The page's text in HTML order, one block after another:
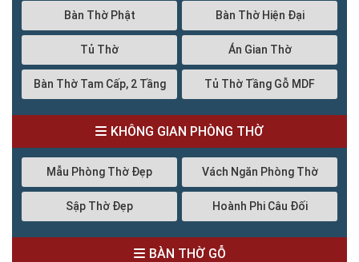
Bàn Thờ Phật Bàn Thờ Hiện Đại
Tủ Thờ Án Gian Thờ
Bàn Thờ Tam Cấp, 2 Tầng Tủ Thờ Tầng Gỗ MDF
KHÔNG GIAN PHÒNG THỜ
Mẫu Phòng Thờ Đẹp Vách Ngăn Phòng Thờ
Sập Thờ Đẹp Hoành Phi Câu Đối
BÀN THỜ GỖ